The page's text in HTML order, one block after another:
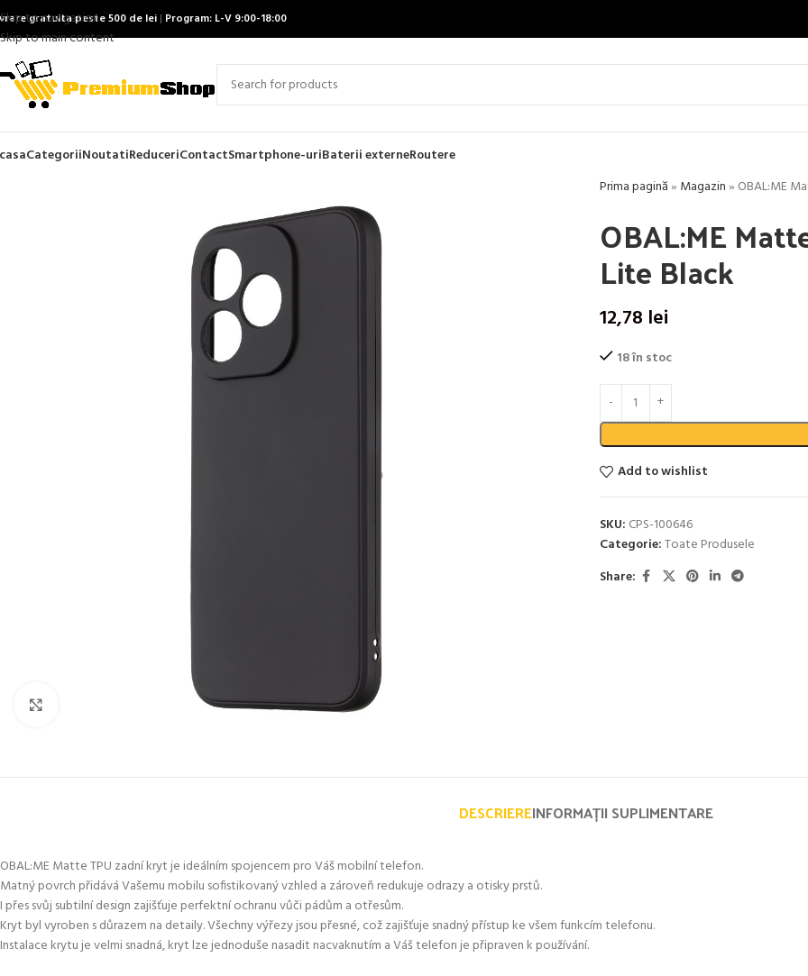
Skip to navigation
Skip to main content
gratuita peste 500 de lei | Program: L-V 9:00-18:00
CategoriiNoutatiReduceriContactSmartphone-uriBaterii externeRoutere
Prima pagină» Magazin» OBAL:ME
OBAL:ME
Lite Black
12,78 lei
18 în stoc
Add to wishlist
SKU: CPS-100646
Categorie:Toate Produsele
Share:
DESCRIEREINFORMAȚII SUPLIMENTARE
OBAL:ME Matte TPU zadní kryt je ideálním spojencem pro Váš mobilní telefon.
Matný povrch přidává Vašemu mobilu sofistikovaný vzhled a zároveň redukuje odrazy a otisky prstů.
I přes svůj subtilní design zajišťuje perfektní ochranu vůči pádům a otřesům.
Kryt byl vyroben s důrazem na detaily. Všechny výřezy jsou přesné, což zajišťuje snadný přístup ke všem funkcím telefonu.
Instalace krytu je velmi snadná, kryt lze jednoduše nasadit nacvaknutím a Váš telefon je připraven k používání.